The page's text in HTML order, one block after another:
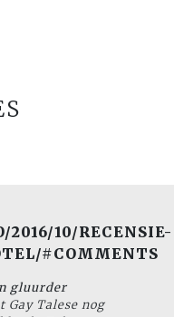
10/RECENSIE-
#COMMENTS
gluurder
Talese nog